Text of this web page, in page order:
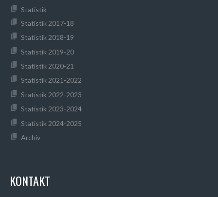
Statistik
Statistik 2017-18
Statistik 2018-19
Statistik 2019-20
Statistik 2020-21
Statistik 2021-2022
Statistik 2022-2023
Statistik 2023-2024
Statistik 2024-2025
Archiv
KONTAKT